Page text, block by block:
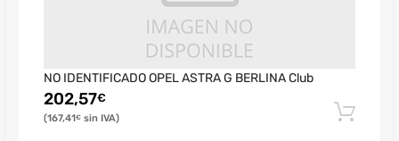
NO IDENTIFICADO OPEL ASTRA G BERLINA Club
202,57€
167,41€